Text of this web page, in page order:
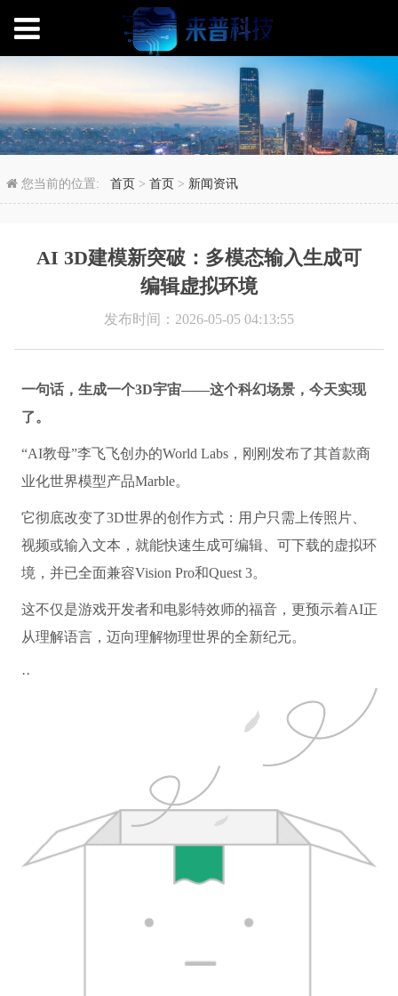
AI 3D建模新突破：多
您当前的位置:首页 >首页 > 新闻资讯
AI 3D建模新突破：多模态输入生成可
编辑虚拟环境
发布时间：2026-05-05 04:13:55
一句话，生成一个3D宇宙——这个科幻场景，今天实现
了。
“AI教母”李飞飞创办的World Labs，刚刚发布了其首款商
业化世界模型产品Marble。
它彻底改变了3D世界的创作方式：用户只需上传照片、
视频或输入文本，就能快速生成可编辑、可下载的虚拟环
境，并已全面兼容Vision Pro和Quest 3。
这不仅是游戏开发者和电影特效师的福音，更预示着AI正
从理解语言，迈向理解物理世界的全新纪元。
··